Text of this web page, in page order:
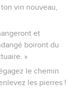
vin nouveau,
et
boiront du
»
le chemin
les pierres !